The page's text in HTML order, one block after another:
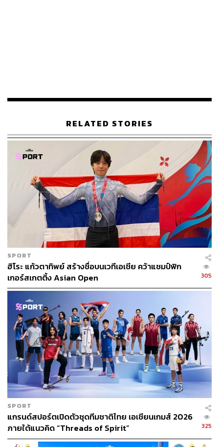
RELATED STORIES
SPORT
ฮิโระ แก้วตาทิพย์ สร้างชื่อบนเวทีเอเชีย คว้าแชมป์ฟิก
เกอร์สเกตติ้ง Asian Open
305
SPORT
แกรนด์สปอร์ตเปิดตัวชุดทีมชาติไทย เอเชียนเกมส์ 2026
ภายใต้แนวคิด “Threads of Spirit”
325